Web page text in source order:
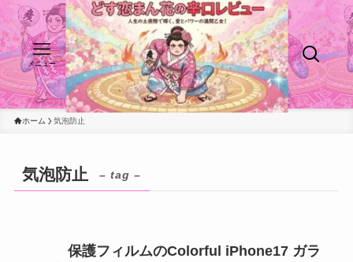
メニュー
ホーム 気泡防止
気泡防止 – tag –
保護フィルムのColorful iPhone17 ガラ